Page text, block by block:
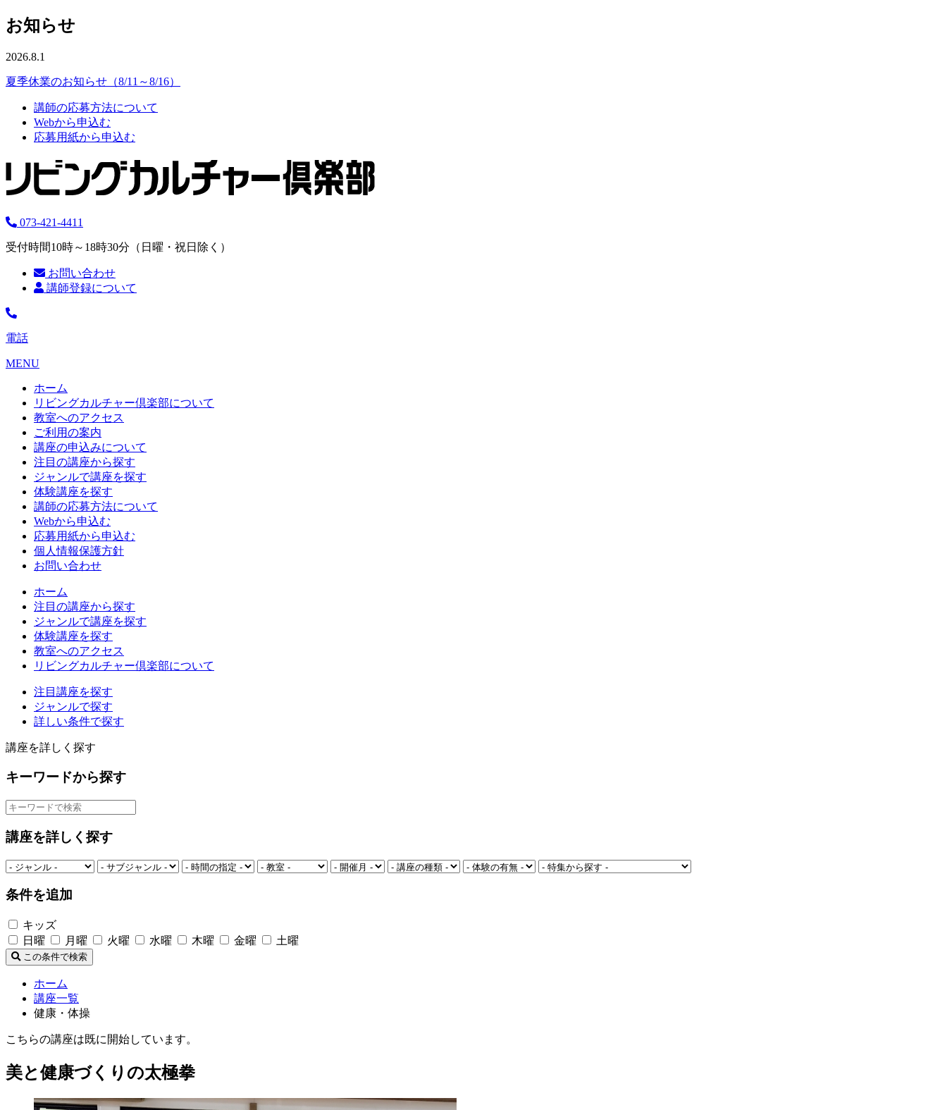
お知らせ
2026.8.1
夏季休業のお知らせ（8/11～8/16）
講師の応募方法について
Webから申込む
応募用紙から申込む
073-421-4411
受付時間10時～18時30分（日曜・祝日除く）
お問い合わせ
講師登録について
電話
MENU
ホーム
リビングカルチャー倶楽部について
教室へのアクセス
ご利用の案内
講座の申込みについて
注目の講座から探す
ジャンルで講座を探す
体験講座を探す
講師の応募方法について
Webから申込む
応募用紙から申込む
個人情報保護方針
お問い合わせ
ホーム
注目の講座から探す
ジャンルで講座を探す
体験講座を探す
教室へのアクセス
リビングカルチャー倶楽部について
注目講座を探す
ジャンルで探す
詳しい条件で探す
講座を詳しく探す
キーワードから探す
講座を詳しく探す
条件を追加
キッズ
日曜
月曜 火曜 水曜 木曜 金曜 土曜
この条件で検索
ホーム
講座一覧
健康・体操
こちらの講座は既に開始しています。
美と健康づくりの太極拳